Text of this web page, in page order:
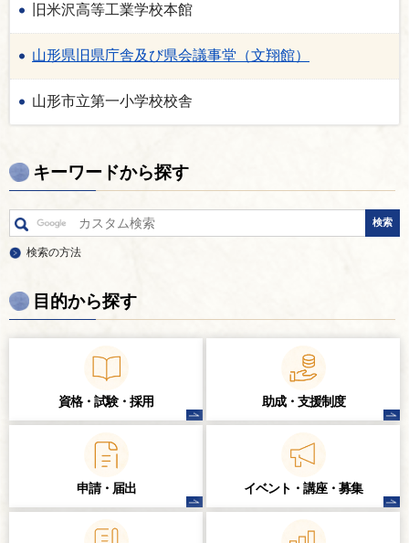
旧米沢高等工業学校本館
山形県旧県庁舎及び県会議事堂（文翔館）
山形市立第一小学校校舎
キーワードから探す
検索の方法
目的から探す
資格・試験・ 採用 助成・支援制度
申請・届出 イベント・講座・ 募集